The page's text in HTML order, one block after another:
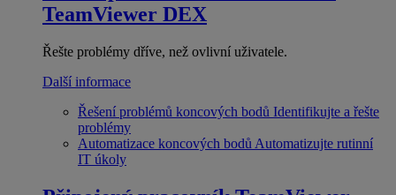
TeamViewer DEX
Řešte problémy dříve, než ovlivní uživatele.
Další informace
Řešení problémů koncových bodů Identifikujte a řešte
problémy
Automatizace koncových bodů Automatizujte rutinní
IT úkoly